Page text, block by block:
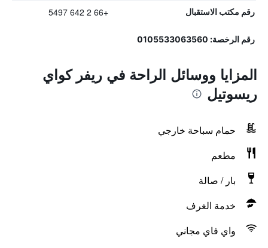
رقم مكتب الاستقبال +66 2 642 5497
رقم الرخصة: 0105533063560
المزايا ووسائل الراحة في ريفر كواي
ريسوتيل
حمام سباحة خارجي
مطعم
بار / صالة
خدمة الغرف
واي فاي مجاني